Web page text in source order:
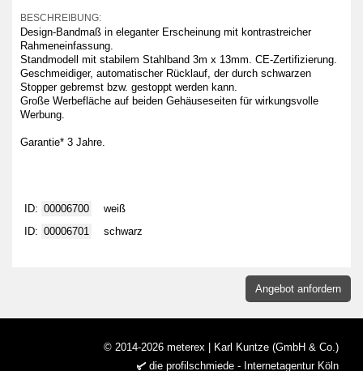
BESCHREIBUNG:
Design-Bandmaß in eleganter Erscheinung mit kontrastreicher
Rahmeneinfassung.
Standmodell mit stabilem Stahlband 3m x 13mm. CE-Zertifizierung.
Geschmeidiger, automatischer Rücklauf, der durch schwarzen
Stopper gebremst bzw. gestoppt werden kann.
Große Werbefläche auf beiden Gehäuseseiten für wirkungsvolle
Werbung.
Garantie* 3 Jahre.
ID: 00006700
weiß
ID: 00006701 schwarz
Angebot anfordern
© 2014-2026 meterex | Karl Kuntze (GmbH & Co.)
die profilschmiede - Internetagentur Köln